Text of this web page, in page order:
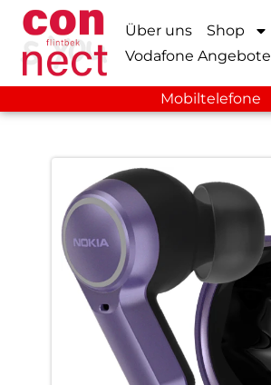
Über uns Shop
Vodafone Angebote
Mobiltelefone